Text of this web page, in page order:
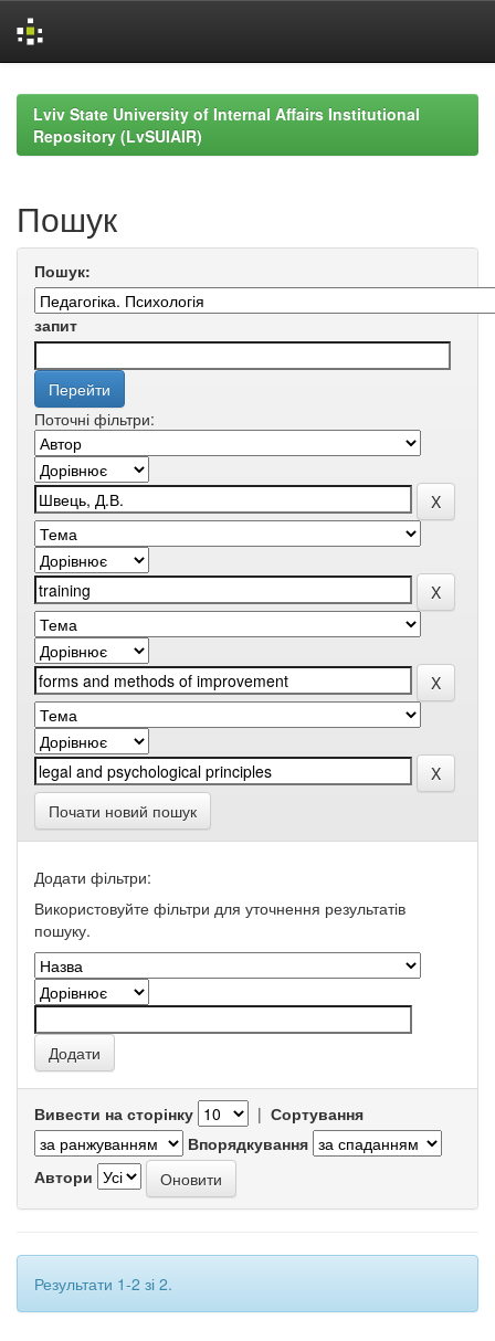
navigationLviv State University of Internal Affairs Institutional
Repository (LvSUIAIR)
Пошук
Пошук:
запит
Поточні фільтри:
Почати новий пошук
Додати фільтри:
Використовуйте фільтри для уточнення результатів
пошуку.
Вивести на сторінку | Сортування
Впорядкування
Автори
Результати 1-2 зі 2.